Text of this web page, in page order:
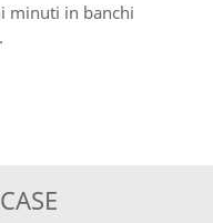
minuti in banchi